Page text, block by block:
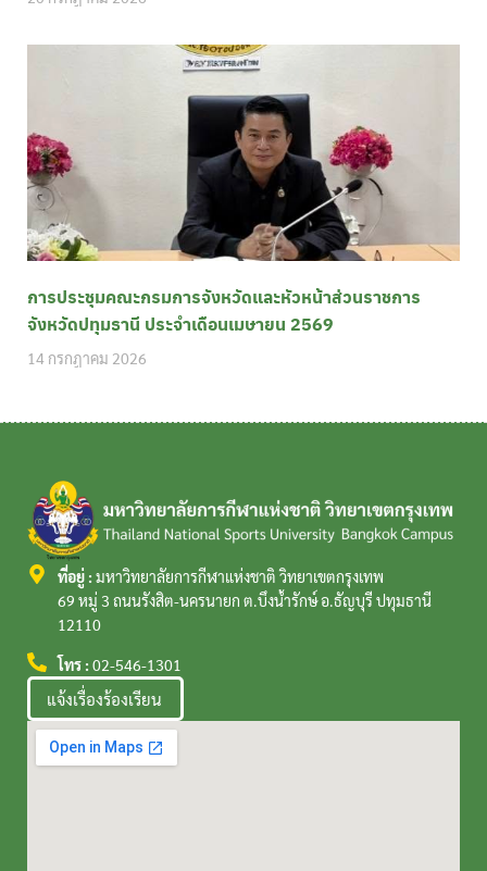
การประชุมคณะกรมการจังหวัดและหัวหน้าส่วนราชการ
จังหวัดปทุมธานี ประจำเดือนเมษายน 2569
14 กรกฎาคม 2026
ที่อยู่ : มหาวิทยาลัยการกีฬาแห่งชาติ วิทยาเขตกรุงเทพ
69 หมู่ 3 ถนนรังสิต-นครนายก ต.บึงน้ำรักษ์ อ.ธัญบุรี ปทุมธานี
12110
โทร : 02-546-1301
แจ้งเรื่องร้องเรียน